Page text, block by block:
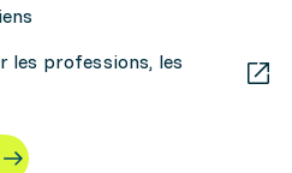
les professions, les